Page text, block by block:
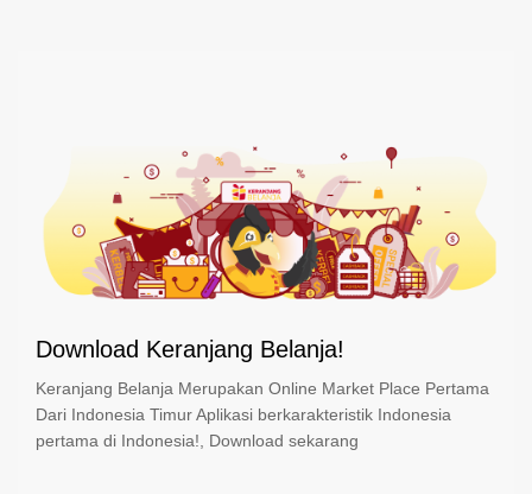
Download Keranjang Belanja!
Keranjang Belanja Merupakan Online Market Place Pertama
Dari Indonesia Timur Aplikasi berkarakteristik Indonesia
pertama di Indonesia!, Download sekarang